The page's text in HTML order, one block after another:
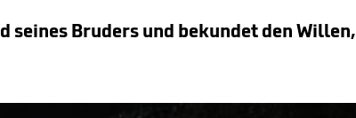
seines Bruders und bekundet den Willen,